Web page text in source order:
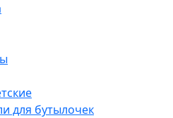
для бутылочек